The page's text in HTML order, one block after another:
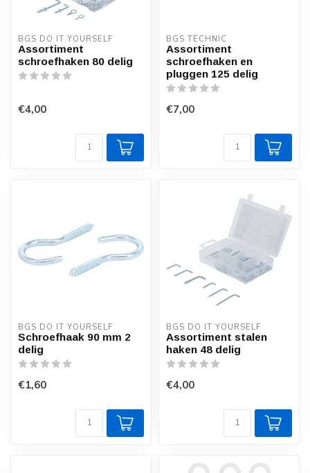
BGS DO IT YOURSELF
Assortiment
schroefhaken 80 delig
€4,00
BGS TECHNIC
Assortiment
schroefhaken en
pluggen 125 delig
€7,00
BGS DO IT YOURSELF
Schroefhaak 90 mm 2
delig
€1,60
BGS DO IT YOURSELF
Assortiment stalen
haken 48 delig
€4,00